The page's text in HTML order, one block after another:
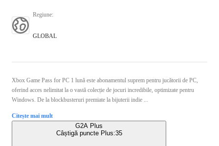
Regiune:
GLOBAL
Xbox Game Pass for PC 1 lună este abonamentul suprem pentru jucătorii de PC,
oferind acces nelimitat la o vastă colecție de jocuri incredibile, optimizate pentru
Windows. De la blockbusteruri premiate la bijuterii indie ...
Citește mai mult
G2A Plus
Câștigă puncte Plus:35